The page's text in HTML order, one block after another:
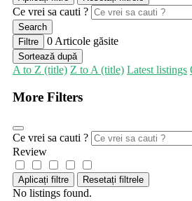
Ce vrei sa cauti ?
Search
Filtre
0 Articole găsite
Sortează după
A to Z (title) Z to A (title) Latest listings
More Filters
Ce vrei sa cauti ?
Review
Aplicați filtre Resetați filtrele
No listings found.